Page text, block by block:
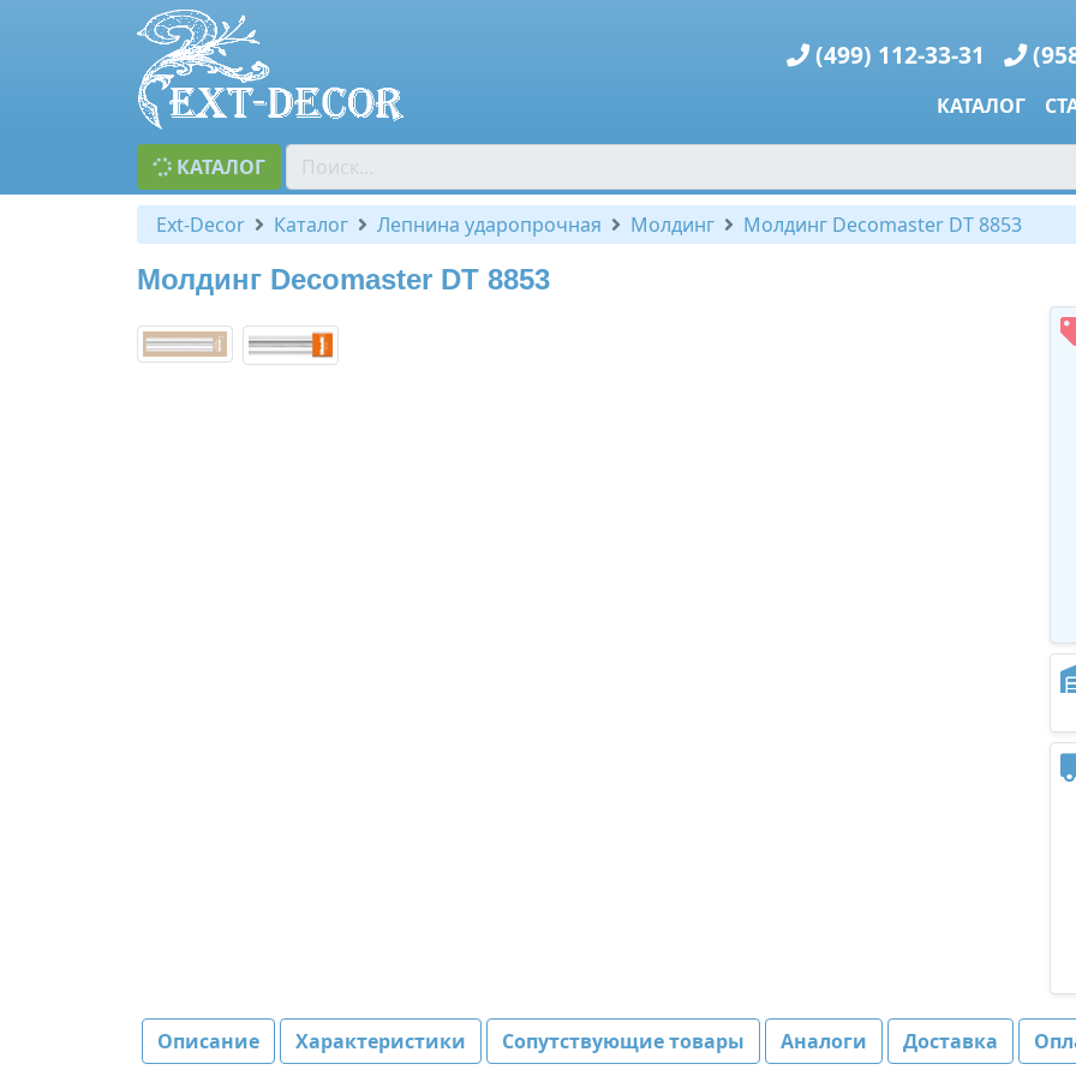
(499) 112-33-31
КАТАЛОГ
КАТАЛОГ
Ext-Decor Каталог Лепнина ударопрочная Молдинг Молдинг Decomaster DT 8853
Молдинг Decomaster DT 8853
Описание Характеристики Сопутствующие товары Аналоги Доставка